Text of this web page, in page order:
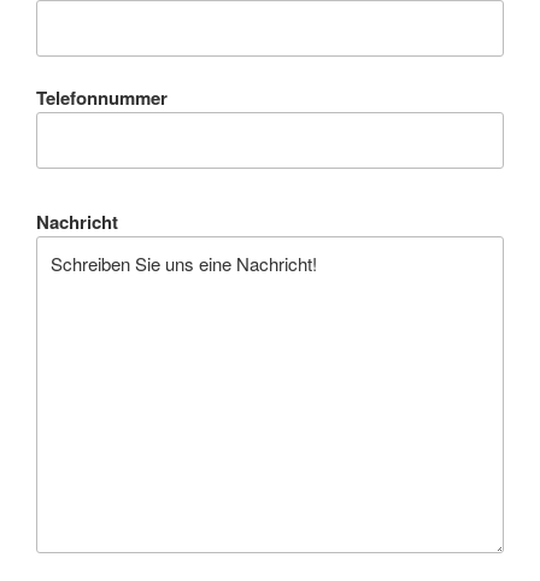
Telefonnummer
Nachricht